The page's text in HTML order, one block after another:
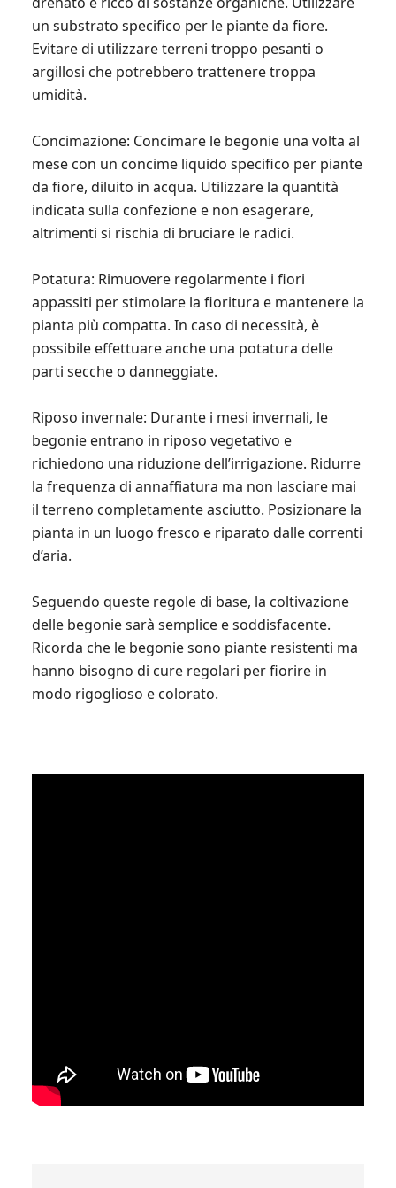
un substrato specifico per le piante da fiore.
Evitare di utilizzare terreni troppo pesanti o
argillosi che potrebbero trattenere troppa
umidità.
Concimazione: Concimare le begonie una volta al
mese con un concime liquido specifico per piante
da fiore, diluito in acqua. Utilizzare la quantità
indicata sulla confezione e non esagerare,
altrimenti si rischia di bruciare le radici.
Potatura: Rimuovere regolarmente i fiori
appassiti per stimolare la fioritura e mantenere la
pianta più compatta. In caso di necessità, è
possibile effettuare anche una potatura delle
parti secche o danneggiate.
Riposo invernale: Durante i mesi invernali, le
begonie entrano in riposo vegetativo e
richiedono una riduzione dell’irrigazione. Ridurre
la frequenza di annaffiatura ma non lasciare mai
il terreno completamente asciutto. Posizionare la
pianta in un luogo fresco e riparato dalle correnti
d’aria.
Seguendo queste regole di base, la coltivazione
delle begonie sarà semplice e soddisfacente.
Ricorda che le begonie sono piante resistenti ma
hanno bisogno di cure regolari per fiorire in
modo rigoglioso e colorato.